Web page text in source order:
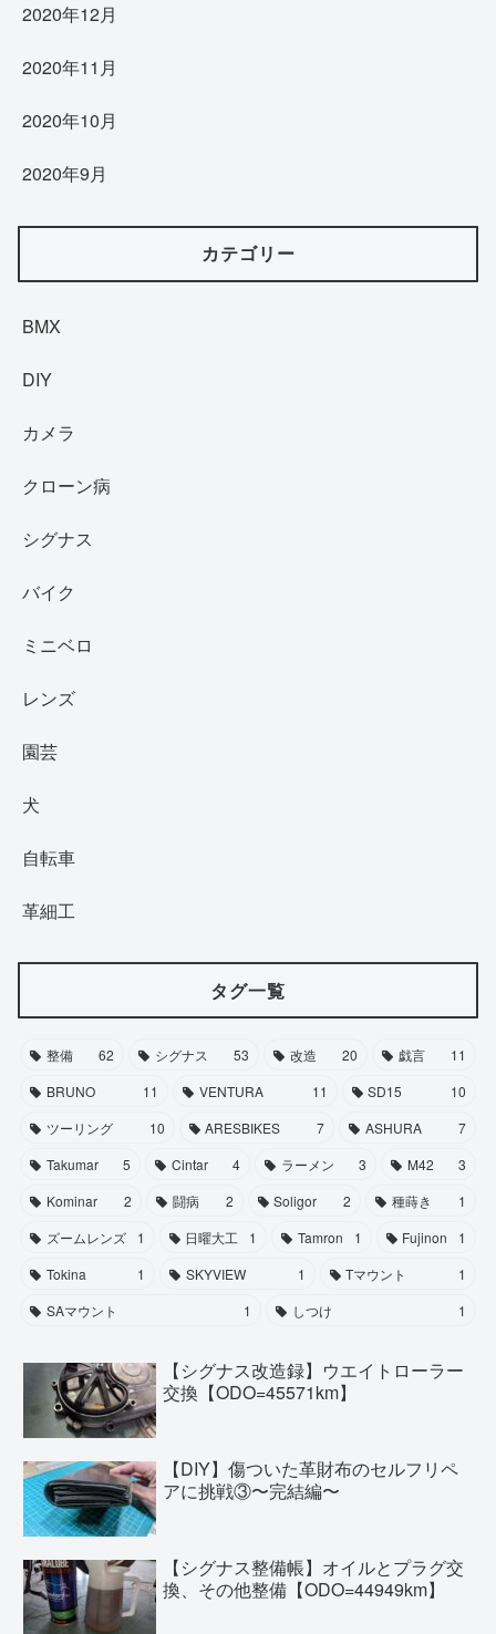
2020年12月
2020年11月
2020年10月
2020年9月
カテゴリー
BMX
DIY
カメラ
クローン病
シグナス
バイク
ミニベロ
レンズ
園芸
犬
自転車
革細工
タグ一覧
整備 62 シグナス 53 改造 20 戯言
11
BRUNO
11 VENTURA 11 SD15
10
ツーリング
10 ARESBIKES 7 ASHURA
7
Takumar
5 Cintar 4 ラーメン 3 M42
3
Kominar
2 闘病 2 Soligor 2 種蒔き
1
ズームレンズ
1 日曜大工 1 Tamron 1 Fujinon
1
Tokina
1 SKYVIEW 1 Tマウント
1
SAマウント
1 しつけ 1
【シグナス改造録】ウエイトローラー
交換【ODO=45571km】
【DIY】傷ついた革財布のセルフリペ
アに挑戦③〜完結編〜
【シグナス整備帳】オイルとプラグ交
換、その他整備【ODO=44949km】